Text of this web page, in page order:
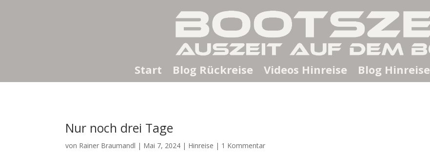
Start Blog Rückreise Videos Hinreise Blog Hinreise
Nur noch drei Tage
von Rainer Braumandl | Mai 7, 2024 | Hinreise | 1 Kommentar